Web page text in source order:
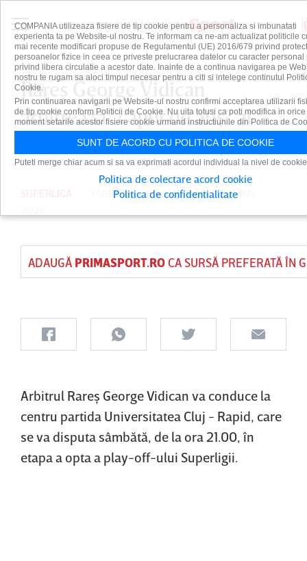
Rareş George Vidican
arbitrează ”capul de afiş” al
zilei de sâmbătă din Superliga
PUBLICAT DEDAIAN CUTUPE 8 MAI
ADAUGĂ PRIMASPORT.ROCA SURSĂ PREFERATĂ ÎN
Arbitrul Rareş George Vidican va conduce la
centru partida Universitatea Cluj - Rapid, care
se va disputa sâmbătă, de la ora 21.00, în
etapa a opta a play-off-ului Superligii.
COMPANIA utilizeaza fisiere de tip cookie pentru a personaliza si imbunatati
experienta ta pe Website-ul nostru. Te informam ca ne-am actualizat politicile
mai recente modificari propuse de Regulamentul (UE) 2016/679 privind
persoanelor fizice in ceea ce priveste prelucrarea datelor cu caracter personal
privind libera circulatie a acestor date. Inainte de a continua navigarea pe
nostru te rugam sa aloci timpul necesar pentru a citi si intelege continutul
Cookie.
Prin continuarea navigarii pe Website-ul nostru confirmi acceptarea utilizarii
de tip cookie conform Politicii de Cookie. Nu uita totusi ca poti modifica in orice
moment setarile acestor fisiere cookie urmand instructiunile din Politica de
SUNT DE ACORD CU POLITICA DE COOKIE
Puteti merge chiar acum si sa va exprimati acordul individual la nivel de
Politica de colectare acord cookie
Politica de confidentialitate